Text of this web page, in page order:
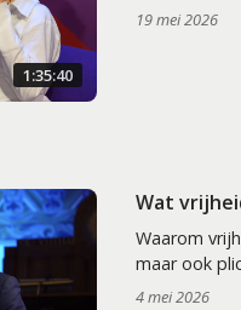
1:35:40
19 mei 2026
Wat
Waarom
maar ook
4 mei 2026